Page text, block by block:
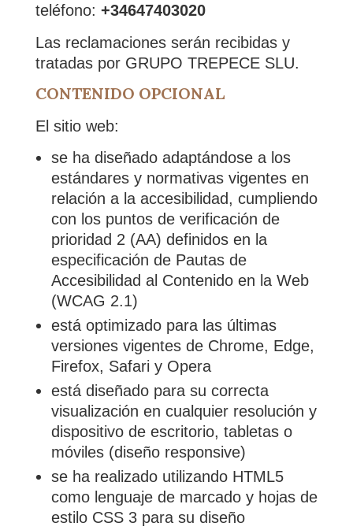
teléfono: +34647403020
Las reclamaciones serán recibidas y
tratadas por GRUPO TREPECE SLU.
CONTENIDO OPCIONAL
El sitio web:
se ha diseñado adaptándose a los
estándares y normativas vigentes en
relación a la accesibilidad, cumpliendo
con los puntos de verificación de
prioridad 2 (AA) definidos en la
especificación de Pautas de
Accesibilidad al Contenido en la Web
(WCAG 2.1)
está optimizado para las últimas
versiones vigentes de Chrome, Edge,
Firefox, Safari y Opera
está diseñado para su correcta
visualización en cualquier resolución y
dispositivo de escritorio, tabletas o
móviles (diseño responsive)
se ha realizado utilizando HTML5
como lenguaje de marcado y hojas de
estilo CSS 3 para su diseño